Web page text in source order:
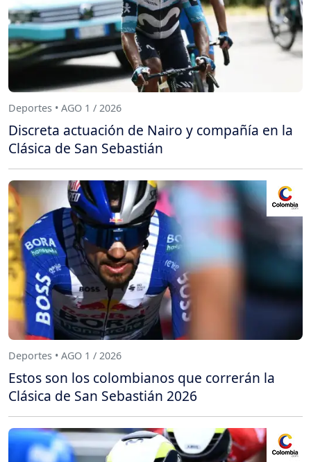
Deportes • AGO 1 / 2026
Discreta actuación de Nairo y compañía en la
Clásica de San Sebastián
Deportes • AGO 1 / 2026
Estos son los colombianos que correrán la
Clásica de San Sebastián 2026